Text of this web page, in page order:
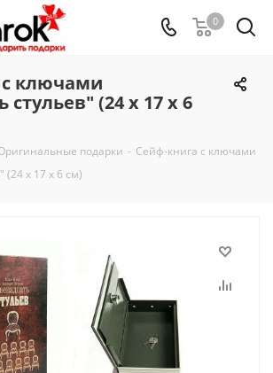
0
ключами
(24 х 17 х 6
подарки - Сейф-книга с ключами
(24 х 17 х 6 см)